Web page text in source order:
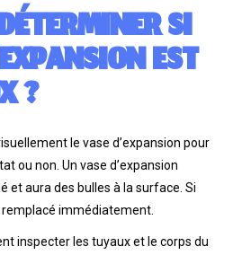
SI
EST
?
le vase d’expansion pour
ou non. Un vase d’expansion
et aura des bulles à la surface. Si
remplacé immédiatement.
inspecter les tuyaux et le corps du